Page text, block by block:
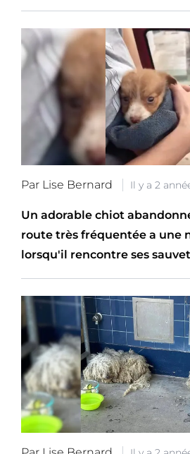
Par Lise Bernard Il y a 2
Un adorable chiot
route très fréquentée a une
lorsqu'il rencontre ses